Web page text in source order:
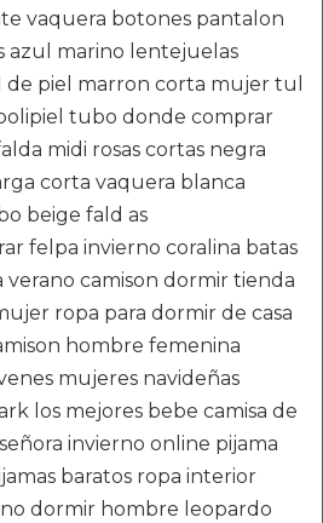
vaquera botones pantalon
azul marino lentejuelas
de piel marron corta mujer tul
tubo donde comprar
midi rosas cortas negra
corta vaquera blanca
beige fald as
felpa invierno coralina batas
verano camison dormir tienda
ropa para dormir de casa
hombre femenina
mujeres navideñas
los mejores bebe camisa de
invierno online pijama
baratos ropa interior
dormir hombre leopardo